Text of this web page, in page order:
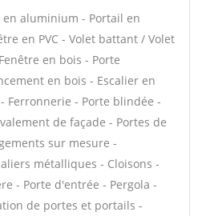
en aluminium - Portail en
en PVC - Volet battant / Volet
en bois - Porte
en bois - Escalier en
Ferronnerie - Porte blindée -
de façade - Portes de
sur mesure -
métalliques - Cloisons -
- Porte d'entrée - Pergola -
de portes et portails -